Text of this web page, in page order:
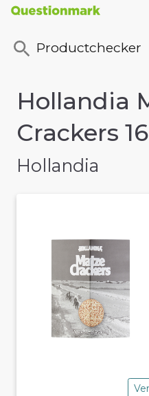
Productchecker
Hollandia
Crackers
Hollandia